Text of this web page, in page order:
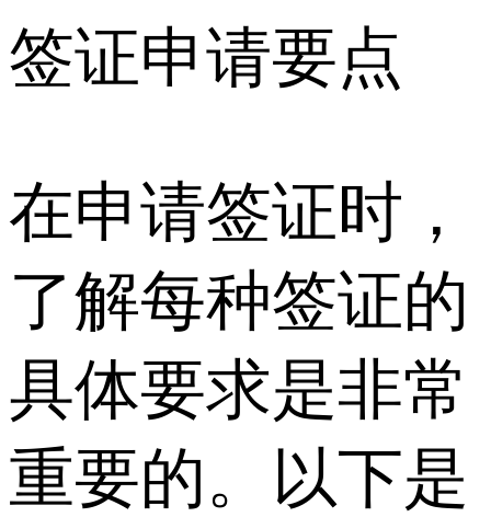
签证申请要点
在申请签证时，
了解每种签证的
具体要求是非常
重要的。以下是